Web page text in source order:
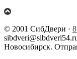
© 2001 СибДвери ·
Новосибирск.